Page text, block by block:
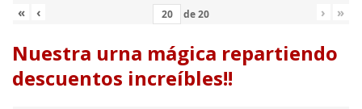
« ‹ de20 › »
Nuestra urna mágica repartiendo
descuentos increíbles!!